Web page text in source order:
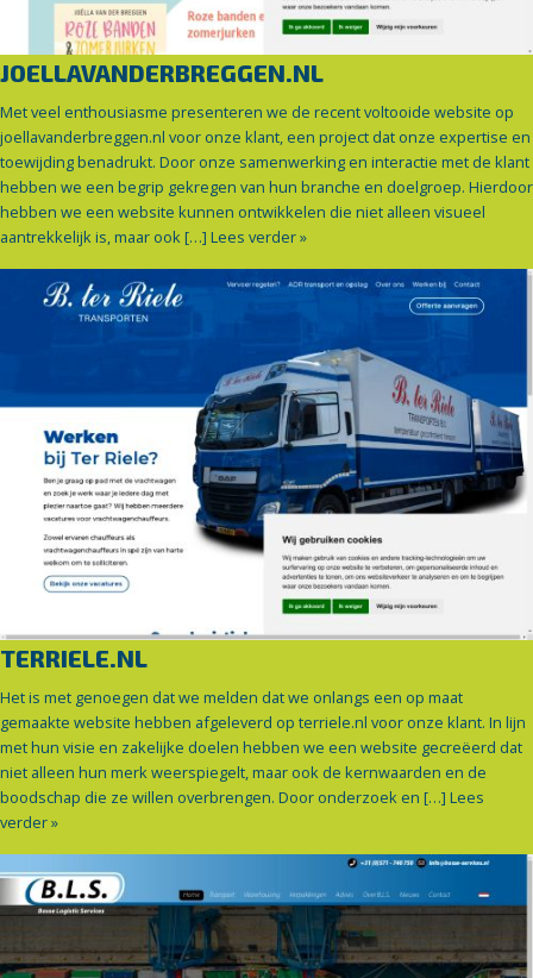
JOELLAVANDERBREGGEN.NL
Met veel enthousiasme presenteren we de recent voltooide website op
joellavanderbreggen.nl voor onze klant, een project dat onze expertise en
toewijding benadrukt. Door onze samenwerking en interactie met de klant
hebben we een begrip gekregen van hun branche en doelgroep. Hierdoor
hebben we een website kunnen ontwikkelen die niet alleen visueel
aantrekkelijk is, maar ook […] Lees verder »
TERRIELE.NL
Het is met genoegen dat we melden dat we onlangs een op maat
gemaakte website hebben afgeleverd op terriele.nl voor onze klant. In lijn
met hun visie en zakelijke doelen hebben we een website gecreëerd dat
niet alleen hun merk weerspiegelt, maar ook de kernwaarden en de
boodschap die ze willen overbrengen. Door onderzoek en […] Lees
verder »